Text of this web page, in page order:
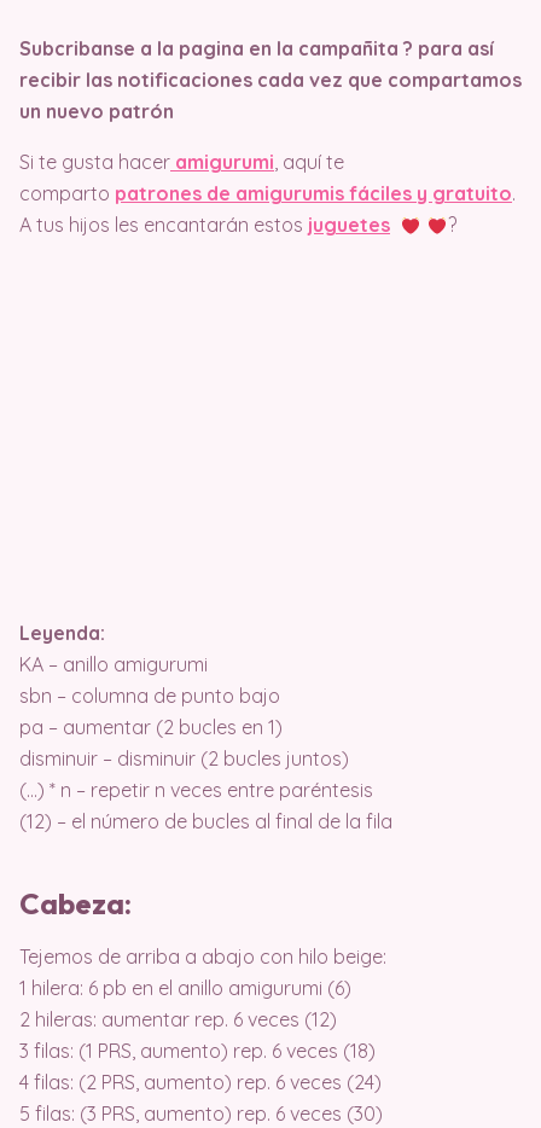
Subcribanse a la pagina en la campañita ? para así
recibir las notificaciones cada vez que compartamos
un nuevo patrón
Si te gusta hacer amigurumi, aquí te
comparto patrones de amigurumis fáciles y gratuito.
A tus hijos les encantarán estos juguetes ?
Leyenda:
KA – anillo amigurumi
sbn – columna de punto bajo
pa – aumentar (2 bucles en 1)
disminuir – disminuir (2 bucles juntos)
(…) * n – repetir n veces entre paréntesis
(12) – el número de bucles al final de la fila
Cabeza:
Tejemos de arriba a abajo con hilo beige:
1 hilera: 6 pb en el anillo amigurumi (6)
2 hileras: aumentar rep. 6 veces (12)
3 filas: (1 PRS, aumento) rep. 6 veces (18)
4 filas: (2 PRS, aumento) rep. 6 veces (24)
5 filas: (3 PRS, aumento) rep. 6 veces (30)